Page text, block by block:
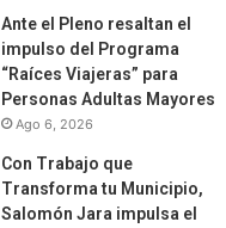
Ante el Pleno resaltan el
impulso del Programa
“Raíces Viajeras” para
Personas Adultas Mayores
Ago 6, 2026
Con Trabajo que
Transforma tu Municipio,
Salomón Jara impulsa el